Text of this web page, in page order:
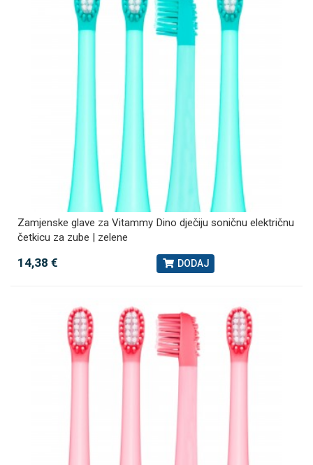
Zamjenske glave za Vitammy Dino dječiju soničnu električnu
četkicu za zube | zelene
14,38 € DODAJ